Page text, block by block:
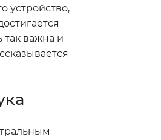
устройство,
так важна и